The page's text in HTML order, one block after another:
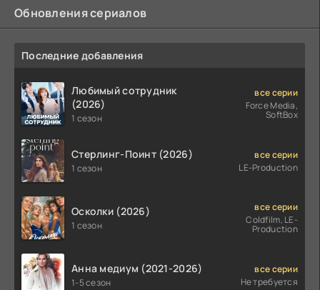
Обновления сериалов
Последние добавления
Любимый сотрудник
(2026)
1 сезон
все серии
Force Media,
SoftBox
Стерлинг-Поинт (2026)
1 сезон
все серии
LE-Production
Осколки (2026)
1 сезон
все серии
Coldfilm, LE-
Production
Анна медиум (2021-2026)
1-5 сезон
все серии
Не требуется